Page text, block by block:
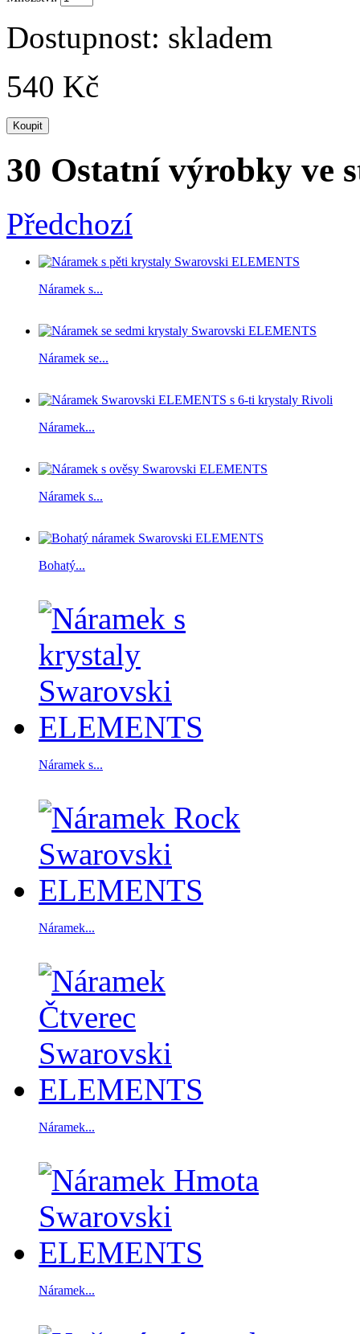
Dostupnost: skladem
540 Kč
30 Ostatní výrobky ve
Předchozí
Náramek s...
Náramek se...
Náramek...
Náramek s...
Bohatý...
Náramek s...
Náramek...
Náramek...
Náramek...